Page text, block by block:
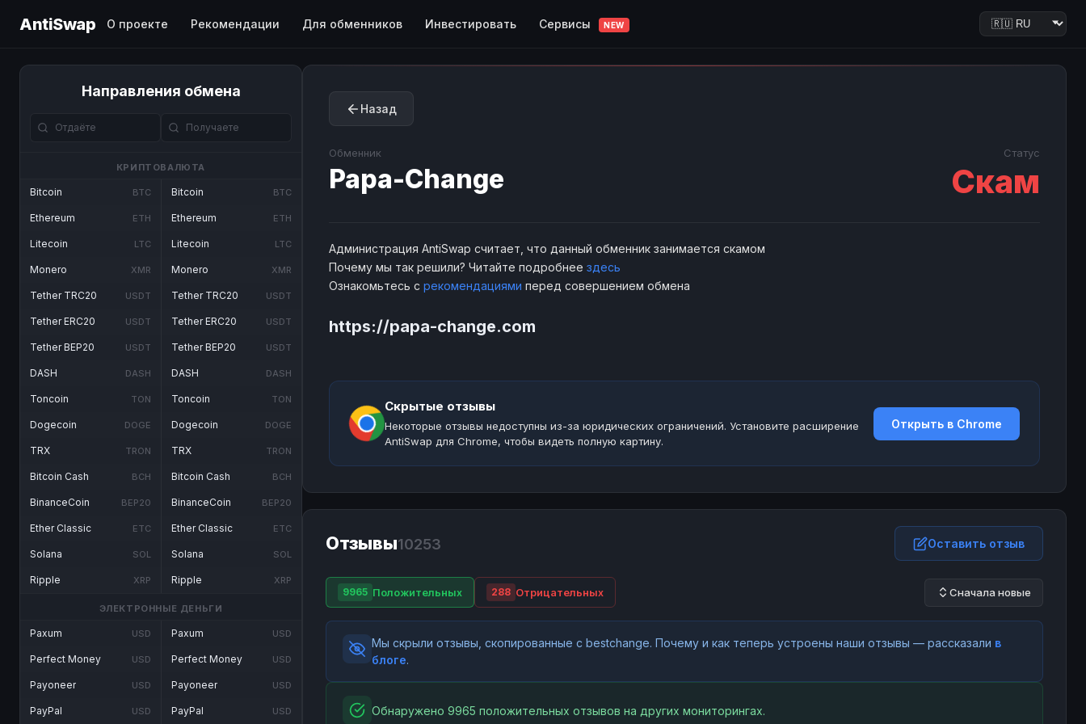
AntiSwap О проекте Рекомендации Для обменников Инвестировать Сервисы NEW
Направления обмена
КРИПТОВАЛЮТА
Bitcoin BTC
Ethereum ETH
Litecoin LTC
Monero XMR
Tether TRC20 USDT
Tether ERC20 USDT
Tether BEP20 USDT
DASH DASH
Toncoin TON
Dogecoin DOGE
TRX TRON
Bitcoin Cash BCH
BinanceCoin BEP20
Ether Classic ETC
Solana SOL
Ripple XRP
Bitcoin BTC
Ethereum ETH
Litecoin LTC
Monero XMR
Tether TRC20 USDT
Tether ERC20 USDT
Tether BEP20 USDT
DASH DASH
Toncoin TON
Dogecoin DOGE
TRX TRON
Bitcoin Cash BCH
BinanceCoin BEP20
Ether Classic ETC
Solana SOL
Ripple XRP
ЭЛЕКТРОННЫЕ ДЕНЬГИ
Paxum USD
Perfect Money USD
Payoneer USD
PayPal USD
Paxum USD
Perfect Money USD
Payoneer USD
PayPal USD
Назад
Обменник
Papa-Change
Статус
Скам
Администрация AntiSwap считает, что данный обменник занимается скамом
Почему мы так решили? Читайте подробнее здесь
Ознакомьтесь с рекомендациями перед совершением обмена
https://papa-change.com
Скрытые отзывы
Некоторые отзывы недоступны из-за юридических ограничений. Установите расширение
AntiSwap для Chrome, чтобы видеть полную картину.
Открыть в Chrome
Отзывы10253 Оставить отзыв
9965 Положительных 288 Отрицательных Сначала новые
Мы скрыли отзывы, скопированные с bestchange. Почему и как теперь устроены наши отзывы — рассказали в
блоге.
Обнаружено 9965 положительных отзывов на других мониторингах.